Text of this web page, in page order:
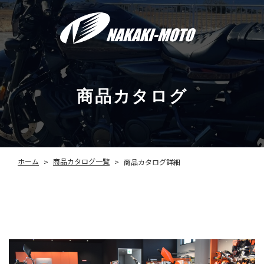
商品カタログ
ホーム > 商品カタログ一覧 > 商品カタログ詳細